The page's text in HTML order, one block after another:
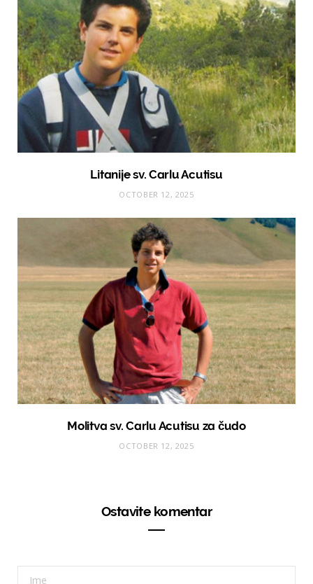
Litanije sv. Carlu Acutisu
OCTOBER 12, 2025
Molitva sv. Carlu Acutisu za čudo
OCTOBER 12, 2025
Ostavite komentar